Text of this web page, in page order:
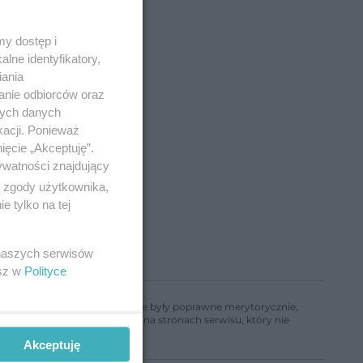
informacje w nim zawarte były poprawne merytorycznie,
informacji zamieszczonych na stronach serwisu, który nie
dostęp i
identyfikatory,
odbiorców oraz
danych
Ponieważ
„Akceptuję”.
znajdujący
użytkownika,
tylko na tej
serwisów
w Polityce
Akceptuję